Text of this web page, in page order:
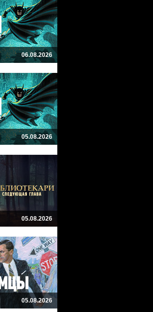
06.08.2026
05.08.2026
05.08.2026
05.08.2026